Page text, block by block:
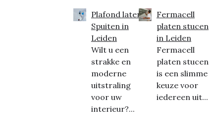
Plafond laten
Spuiten in
Leiden
Wilt u een
strakke en
moderne
uitstraling
voor uw
interieur?...
Fermacell
platen stucen
in Leiden
Fermacell
platen stucen
is een slimme
keuze voor
iedereen uit...